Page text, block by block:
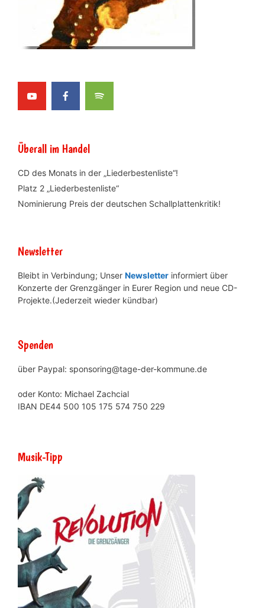
Überall im Handel
CD des Monats in der „Liederbestenliste“!
Platz 2 „Liederbestenliste“
Nominierung Preis der deutschen Schallplattenkritik!
Newsletter
Bleibt in Verbindung; Unser Newsletter informiert über
Konzerte der Grenzgänger in Eurer Region und neue CD-
Projekte.(Jederzeit wieder kündbar)
Spenden
über Paypal: sponsoring@tage-der-kommune.de
oder Konto: Michael Zachcial
IBAN DE44 500 105 175 574 750 229
Musik-Tipp